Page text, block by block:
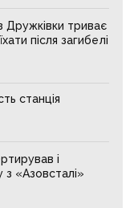
Дружківки триває
після загибелі
станція
і
«Азовсталі»